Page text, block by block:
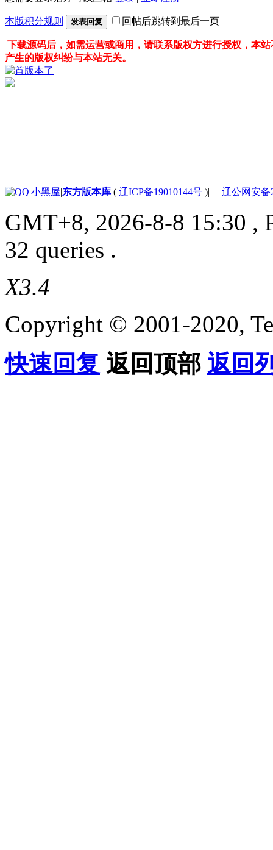
本版积分规则 发表回复 回帖后跳转到最后一页
下载源码后，如需运营或商用，请联系版权方进行授权，本
产生的版权纠纷与本站无关。
|小黑屋|东方版本库 ( 辽ICP备19010144号 )| 辽公网安备
GMT+8, 2026-8-8 15:30 ,
32 queries .
X3.4
Copyright © 2001-2020,
快速回复 返回顶部 返回